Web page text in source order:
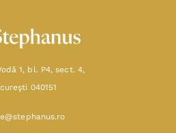
1, bl. P4, sect. 4,
040151